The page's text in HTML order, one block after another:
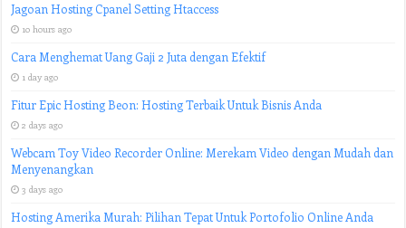
Jagoan Hosting Cpanel Setting Htaccess
10 hours ago
Cara Menghemat Uang Gaji 2 Juta dengan Efektif
1 day ago
Fitur Epic Hosting Beon: Hosting Terbaik Untuk Bisnis Anda
2 days ago
Webcam Toy Video Recorder Online: Merekam Video dengan Mudah dan
Menyenangkan
3 days ago
Hosting Amerika Murah: Pilihan Tepat Untuk Portofolio Online Anda